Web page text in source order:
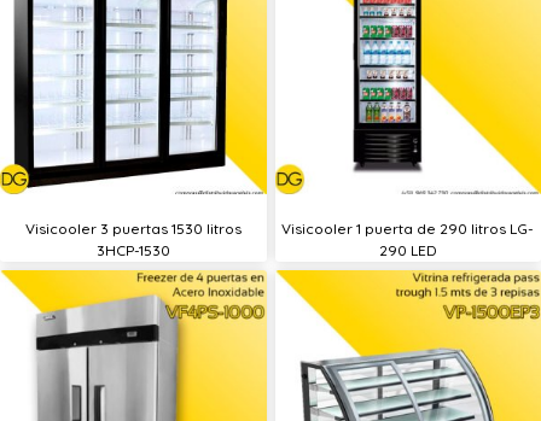
Visicooler 3 puertas 1530 litros
3HCP-1530
Visicooler 1 puerta de 290 litros LG-
290 LED